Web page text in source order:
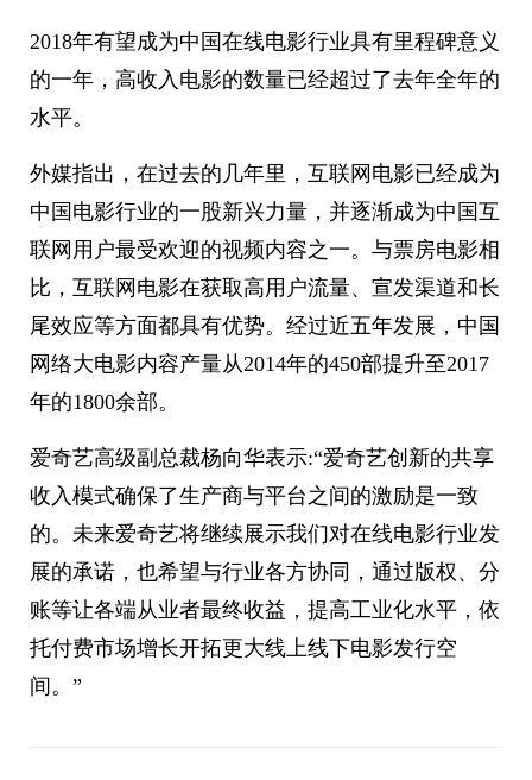
2018年有望成为中国在线电影行业具有里程碑意义
的一年，高收入电影的数量已经超过了去年全年的
水平。
外媒指出，在过去的几年里，互联网电影已经成为
中国电影行业的一股新兴力量，并逐渐成为中国互
联网用户最受欢迎的视频内容之一。与票房电影相
比，互联网电影在获取高用户流量、宣发渠道和长
尾效应等方面都具有优势。经过近五年发展，中国
网络大电影内容产量从2014年的450部提升至2017
年的1800余部。
爱奇艺高级副总裁杨向华表示:“爱奇艺创新的共享
收入模式确保了生产商与平台之间的激励是一致
的。未来爱奇艺将继续展示我们对在线电影行业发
展的承诺，也希望与行业各方协同，通过版权、分
账等让各端从业者最终收益，提高工业化水平，依
托付费市场增长开拓更大线上线下电影发行空
间。”